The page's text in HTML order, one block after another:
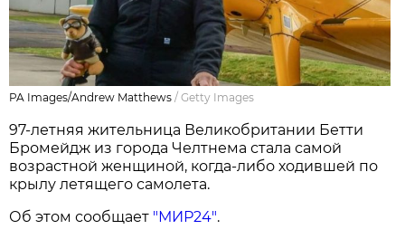
PA Images/Andrew Matthews /Getty Images
97-летняя жительница Великобритании Бетти
Бромейдж из города Челтнема стала самой
возрастной женщиной, когда-либо ходившей по
крылу летящего самолета.
Об этом сообщает "МИР24".